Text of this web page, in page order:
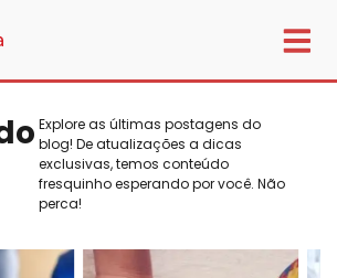
Explore as últimas postagens do
blog! De atualizações a dicas
exclusivas, temos conteúdo
fresquinho esperando por você. Não
perca!